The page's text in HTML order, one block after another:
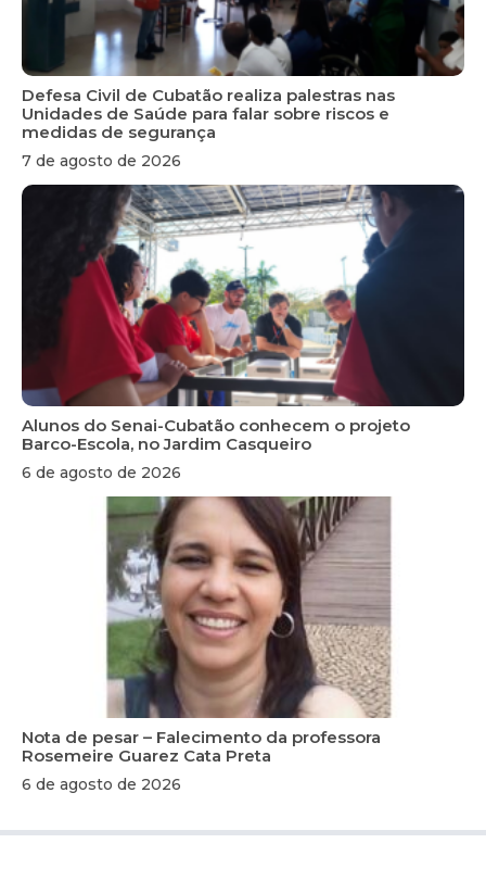
Defesa Civil de Cubatão realiza palestras nas
Unidades de Saúde para falar sobre riscos e
medidas de segurança
7 de agosto de 2026
Alunos do Senai-Cubatão conhecem o projeto
Barco-Escola, no Jardim Casqueiro
6 de agosto de 2026
Nota de pesar – Falecimento da professora
Rosemeire Guarez Cata Preta
6 de agosto de 2026